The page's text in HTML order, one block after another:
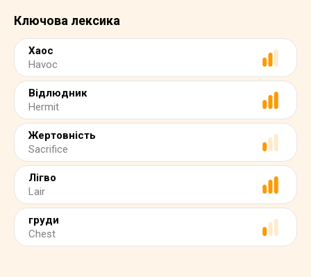
Ключова лексика
Хаос
Havoc
Відлюдник
Hermit
Жертовність
Sacrifice
Лігво
Lair
груди
Chest